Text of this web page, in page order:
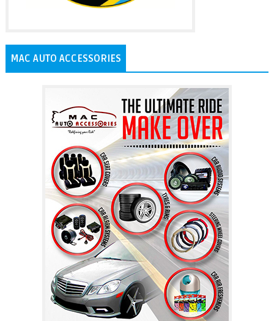
MAC AUTO ACCESSORIES